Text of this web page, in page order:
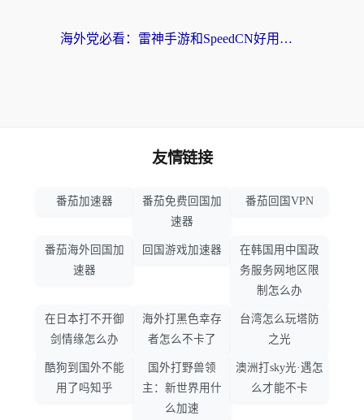
海外党必看：雷神手游和SpeedCN好用吗？3招选对回国加速器无缝刷国内资源
友情链接
番茄加速器
番茄免费回国加
速器
番茄回国VPN
番茄海外回国加
速器
回国游戏加速器
在韩国用中国政
务服务网地区限
制怎么办
在日本打不开御
剑情缘怎么办
海外打黑色幸存
者怎么不卡了
台湾怎么玩塔防
之光
酷狗到国外不能
用了吗知乎
国外打野兽领
主：新世界用什
么加速
澳洲打sky光·遇怎
么才能不卡